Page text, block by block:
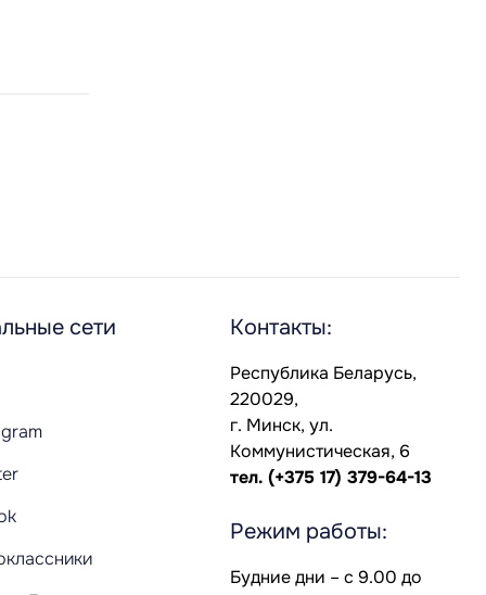
сети Контакты:
Республика Беларусь,
220029,
г. Минск, ул.
Коммунистическая, 6
тел. (+375 17) 379-64-13
Режим работы:
Будние дни – с 9.00 до